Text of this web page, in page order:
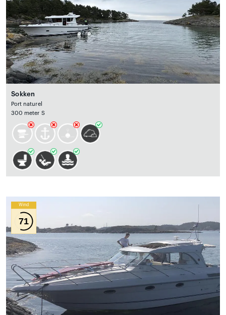
Sokken
Port naturel
300 meter S
Wind
71